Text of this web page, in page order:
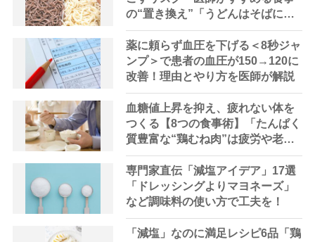
の“置き換え”「うどんはそばに」
「肉は鶏肉を」「砂糖よりはちみ
つ」
薬に頼らず血圧を下げる＜8秒ジャ
ンプ＞で患者の血圧が150→120に
改善！理由とやり方を医師が解説
血糖値上昇を抑え、疲れない体を
つくる【8つの食事術】「たんぱく
質豊富な“鶏むね肉”は疲労や老化
を避ける“ミラクルフード」
専門家直伝「減塩アイデア」17選
「ドレッシングよりマヨネーズ」
など調味料の使い方で工夫を！
「減塩」なのに満足レシピ6品「鶏